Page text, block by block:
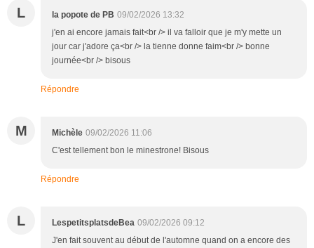
L la popote de PB 09/02/2026 13:32
j'en ai encore jamais fait<br /> il va falloir que je m'y mette un
jour car j'adore ça<br /> la tienne donne faim<br /> bonne
journée<br /> bisous
Répondre
M Michèle 09/02/2026 11:06
C'est tellement bon le minestrone! Bisous
Répondre
L LespetitsplatsdeBea 09/02/2026 09:12
J'en fait souvent au début de l'automne quand on a encore des